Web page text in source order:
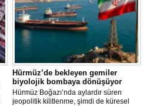
Ağustos'ta start alacak ve 16 Ağustos'a
kadar deniz tutkunlarını bir araya
getirecek. "Rüzgâ
Hürmüz’de bekleyen gemiler
biyolojik bombaya dönüşüyor
Hürmüz Boğazı’nda aylardır süren
jeopolitik kilitlenme, şimdi de küresel